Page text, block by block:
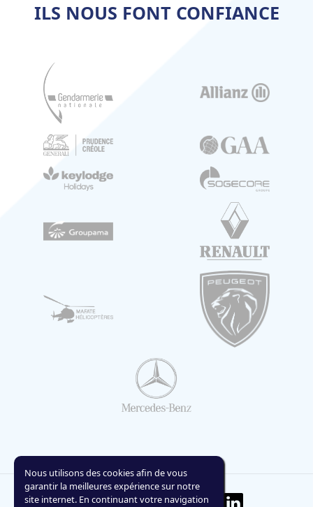
ILS NOUS FONT CONFIANCE
Nous utilisons des cookies afin de vous
garantir la meilleures expérience sur notre
site internet. En continuant votre navigation